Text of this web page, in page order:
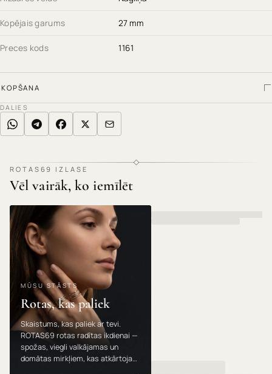
Kopējais garums 27 mm
Preces kods 1161
KOPŠANA
DALIES
ROTAS69 IZLASE
Vēl vairāk, ko iemīlēt
MŪSU STĀSTS
Rotas, kas paliek
Skaistums, kas paliek ar tevi.
ROTAS69 rotas radītas ikdienai —
spožas, viegli valkājamas un
domātas mirkļiem, kas atkārtojas.